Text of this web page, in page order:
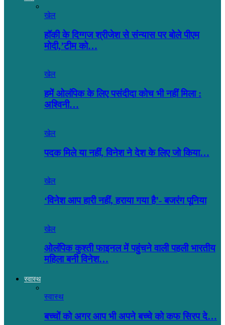
खेल
हॉकी के दिग्गज श्रीजेश से संन्यास पर बोले पीएम
मोदी,’टीम को…
खेल
हमें ओलंपिक के लिए पसंदीदा कोच भी नहीं मिला :
अश्विनी…
खेल
पदक मिले या नहीं, विनेश ने देश के लिए जो किया…
खेल
‘विनेश आप हारी नहीं, हराया गया है’- बजरंग पूनिया
खेल
ओलंपिक कुश्ती फाइनल में पहुंचने वाली पहली भारतीय
महिला बनी विनेश…
स्वास्थ
स्वास्थ
बच्चों को अगर आप भी अपने बच्चे को कफ सिरप दे…